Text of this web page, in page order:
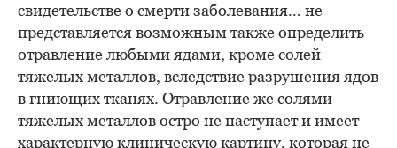
свидетельстве о смерти заболевания… не
представляется возможным также определить
отравление любыми ядами, кроме солей
тяжелых металлов, вследствие разрушения ядов
в гниющих тканях. Отравление же солями
тяжелых металлов остро не наступает и имеет
характерную клиническую картину, которая не